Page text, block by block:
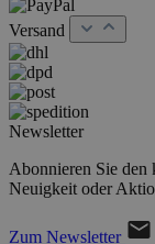
Versand
Newsletter
Abonnieren Sie den
Neuigkeit oder
Zum Newsletter